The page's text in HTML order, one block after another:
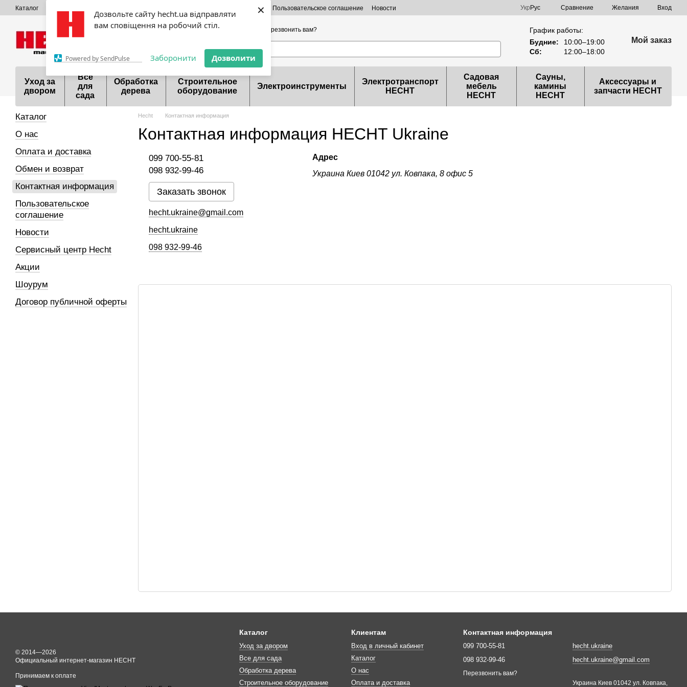
Дозвольте сайту hecht.ua відправляти
вам сповіщення на робочий стіл.
Powered by SendPulse Заборонити Дозволити
×
Перейти к основному контенту
Каталог Контактная информация Пользовательское соглашение
Новости
Акции Шоурум Договор публичной оферты
Укр Рус Сравнение Желания Вход
099 700-55-81 098 932-99-46 Перезвонить вам?
График работы:
Будние:
10:00–19:00
Сб:
12:00–18:00
Мой заказ
Уход за
двором
Все
для
сада
Обработка
дерева
Строительное
оборудование
Электроинструменты
Электротранспорт
HECHT
Садовая
мебель
HECHT
Сауны,
камины
HECHT
Аксессуары и
запчасти HECHT
Hecht Контактная информация
Контактная информация HECHT Ukraine
099 700-55-81
098 932-99-46
Заказать звонок
hecht.ukraine@gmail.com
hecht.ukraine
098 932-99-46
Адрес
Украина Киев 01042 ул. Ковпака, 8 офис 5
Каталог
О нас
Оплата и доставка
Обмен и возврат
Контактная информация
Пользовательское
соглашение
Новости
Сервисный центр Hecht
Акции
Шоурум
Договор публичной оферты
© 2014—2026
Официальный интернет-магазин HECHT
Принимаем к оплате
Каталог
Уход за двором
Все для сада
Обработка дерева
Строительное оборудование
Клиентам
Вход в личный кабинет
Каталог
О нас
Оплата и доставка
Контактная информация
099 700-55-81
098 932-99-46
Перезвонить вам?
hecht.ukraine
hecht.ukraine@gmail.com
Украина Киев 01042 ул. Ковпака,